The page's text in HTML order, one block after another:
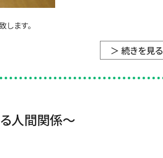
ます。
＞ 続きを見る
人間関係～